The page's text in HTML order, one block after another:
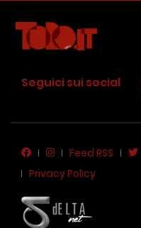
Seguici sui social
Feed RSS
Privacy Policy